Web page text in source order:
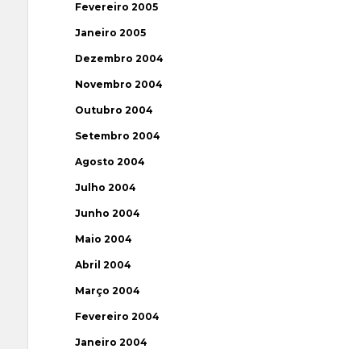
Fevereiro 2005
Janeiro 2005
Dezembro 2004
Novembro 2004
Outubro 2004
Setembro 2004
Agosto 2004
Julho 2004
Junho 2004
Maio 2004
Abril 2004
Março 2004
Fevereiro 2004
Janeiro 2004